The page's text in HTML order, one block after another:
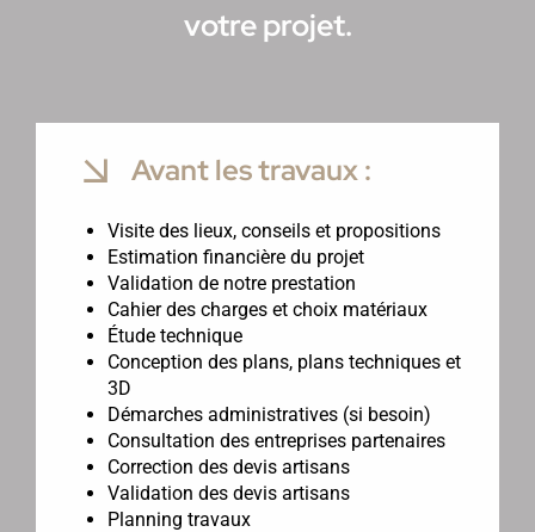
votre projet.
Avant les travaux :
Visite des lieux, conseils et propositions
Estimation financière du projet
Validation de notre prestation
Cahier des charges et choix matériaux
Étude technique
Conception des plans, plans techniques et
3D
Démarches administratives (si besoin)
Consultation des entreprises partenaires
Correction des devis artisans
Validation des devis artisans
Planning travaux